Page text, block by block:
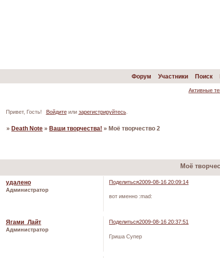
Форум Участники Поиск
Активные
Привет, Гость! Войдитеили зарегистрируйтесь.
»Death Note »Ваши творчества! »Моё творчество 2
Моё
Поделиться2009-08-16 20:09:14
удалено
Администратор
вот именно :mad:
Поделиться2009-08-16 20:37:51
Ягами_Лайт
Администратор
Гриша Супер